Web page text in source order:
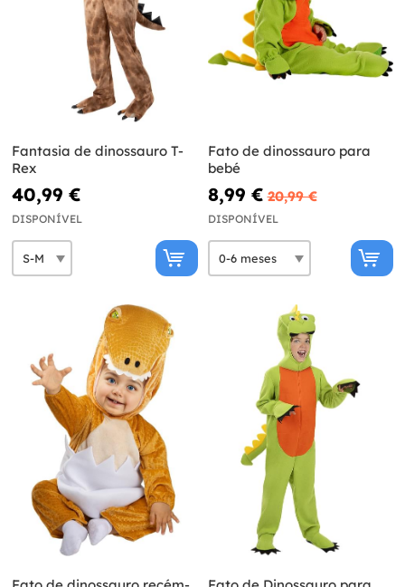
Fantasia de dinossauro T-
Rex
40,99 €
DISPONÍVEL
Fato de dinossauro para
bebé
8,99 € 20,99 €
DISPONÍVEL